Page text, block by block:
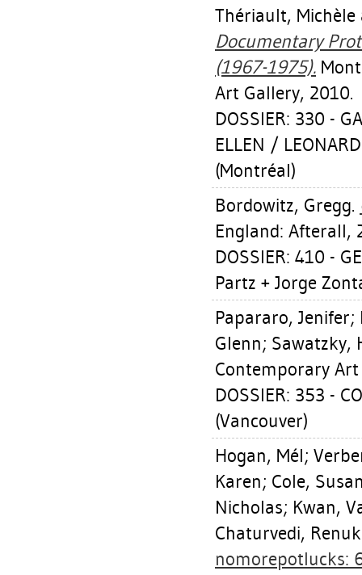
Thériault, Michèle
Documentary
(1967-1975).
Art Gallery, 2010.
DOSSIER: 330 -
ELLEN /
(Montréal)
Bordowitz, Gregg.
England: Afterall,
DOSSIER: 410 -
Partz + Jorge
Papararo, Jenifer;
Glenn; Sawatzky,
Contemporary
DOSSIER: 353 -
(Vancouver)
Hogan, Mél;
Karen; Cole,
Nicholas; Kwan,
Chaturvedi,
nomorepotlucks: